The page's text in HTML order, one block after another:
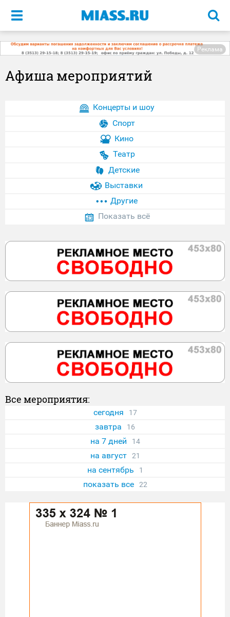
Меню
Реклама
Афиша мероприятий
Концерты и шоу
Спорт
Кино
Театр
Детские
Выставки
Другие
Показать всё
Все мероприятия:
сегодня 17
завтра 16
на 7 дней 14
на август 21
на сентябрь 1
показать все 22